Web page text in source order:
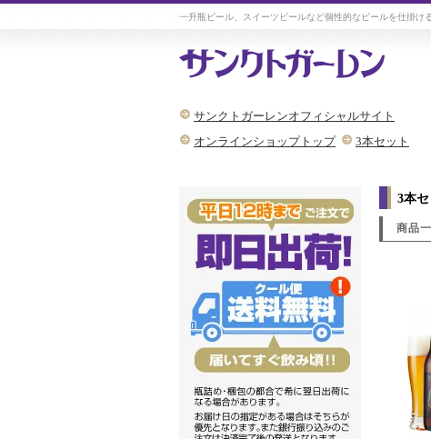
一升瓶ビール、スイーツビールなど個性的なビールを仕掛け
サンクトガーレンオフィシャルサイト
オンラインショップトップ 3本セット
3本セ
商品